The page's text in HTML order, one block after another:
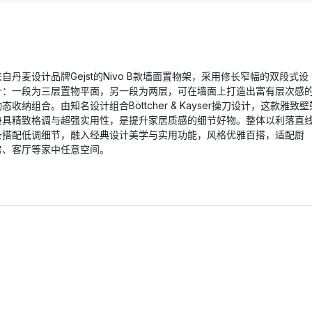
自丹麦设计品牌Gejst的Nivo B款墙面置物架，采用修长窄幅的双段式设
：一段为三层置物平面，另一段为两层，可在墙面上打造出富有层次感
态收纳组合。由知名设计组合Böttcher & Kayser操刀设计，这款雅致壁
具精致格调与超强实用性，是提升家居质感的细节好物。整体以利落直
搭配低调细节，融入经典设计美学与实用功能，风格优雅百搭，适配厨
客厅等家中任意空间。